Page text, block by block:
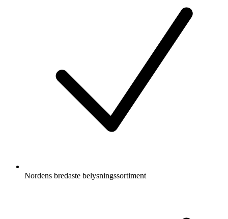
Nordens bredaste belysningssortiment